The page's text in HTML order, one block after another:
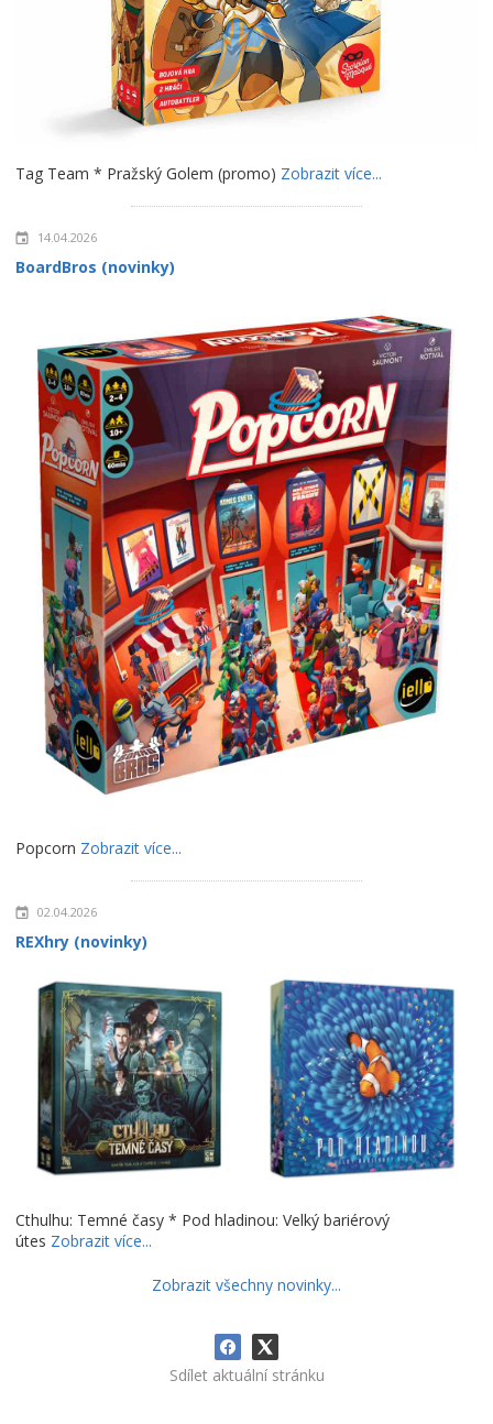
Tag Team * Pražský Golem (promo) Zobrazit více...
14.04.2026
BoardBros (novinky)
Popcorn Zobrazit více...
02.04.2026
REXhry (novinky)
Cthulhu: Temné časy * Pod hladinou: Velký bariérový
útes Zobrazit více...
Zobrazit všechny novinky...
Sdílet aktuální stránku